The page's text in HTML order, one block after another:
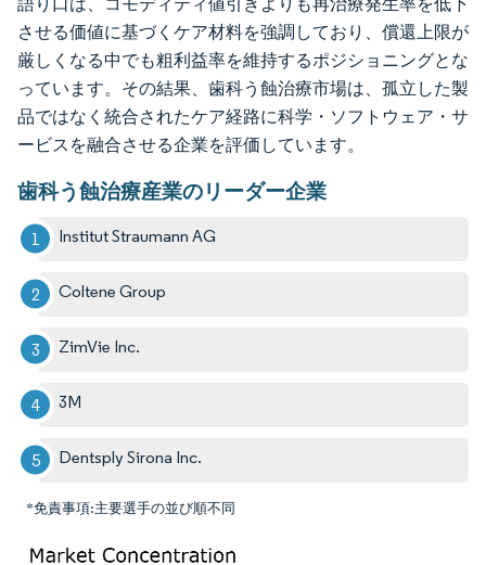
させる価値に基づくケア材料を強調しており、償還上限が
厳しくなる中でも粗利益率を維持するポジショニングとな
っています。その結果、歯科う蝕治療市場は、孤立した製
品ではなく統合されたケア経路に科学・ソフトウェア・サ
ービスを融合させる企業を評価しています。
歯科う蝕治療産業のリーダー企業
Institut Straumann AG
Coltene Group
ZimVie Inc.
3M
Dentsply Sirona Inc.
*免責事項:主要選手の並び順不同